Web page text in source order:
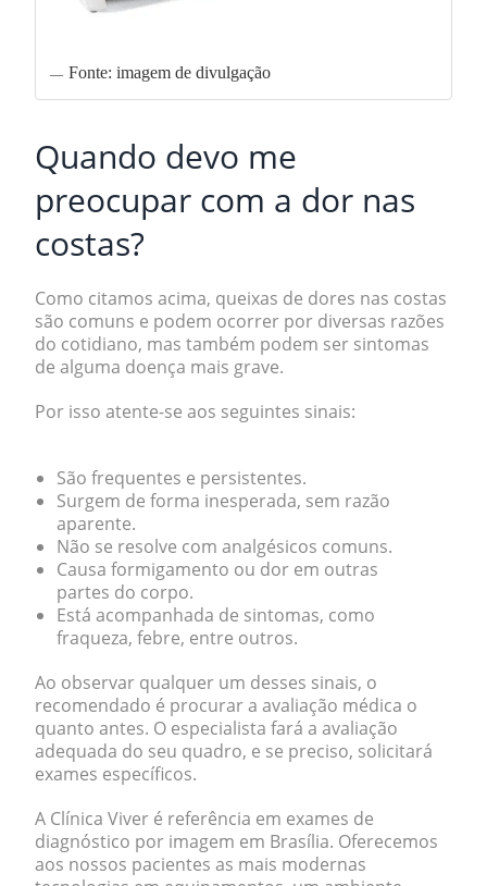
Fonte: imagem de divulgação
Quando devo me
preocupar com a dor nas
costas?
Como citamos acima, queixas de dores nas costas
são comuns e podem ocorrer por diversas razões
do cotidiano, mas também podem ser sintomas
de alguma doença mais grave.
Por isso atente-se aos seguintes sinais:
São frequentes e persistentes.
Surgem de forma inesperada, sem razão
aparente.
Não se resolve com analgésicos comuns.
Causa formigamento ou dor em outras
partes do corpo.
Está acompanhada de sintomas, como
fraqueza, febre, entre outros.
Ao observar qualquer um desses sinais, o
recomendado é procurar a avaliação médica o
quanto antes. O especialista fará a avaliação
adequada do seu quadro, e se preciso, solicitará
exames específicos.
A Clínica Viver é referência em exames de
diagnóstico por imagem em Brasília. Oferecemos
aos nossos pacientes as mais modernas